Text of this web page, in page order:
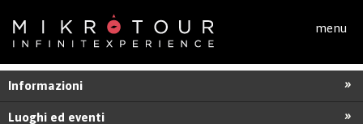
menu
Informazioni
Luoghi ed eventi